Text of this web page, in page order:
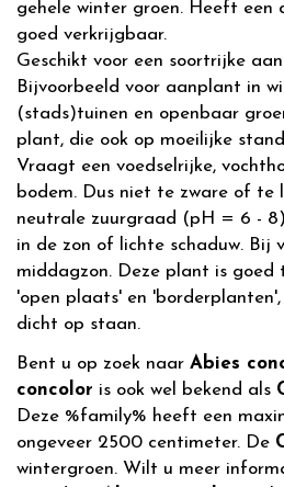
gehele winter groen. Heeft een
goed verkrijgbaar.
Geschikt voor een soortrijke
Bijvoorbeeld voor aanplant in
(stads)tuinen en openbaar
plant, die ook op moeilijke
Vraagt een voedselrijke,
bodem. Dus niet te zware of te
neutrale zuurgraad (pH = 6 -
in de zon of lichte schaduw. Bij
middagzon. Deze plant is goed
'open plaats' en
dicht op staan.
Bent u op zoek naar Abies
concolor is ook wel bekend als
Deze %family% heeft een
ongeveer 2500 centimeter. De
wintergroen. Wilt u meer